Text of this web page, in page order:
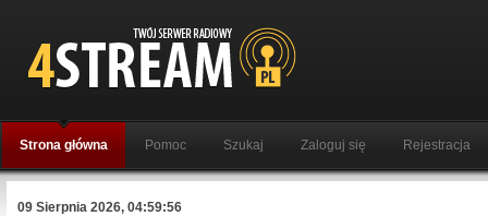
Strona główna Pomoc Szukaj Zaloguj się Rejestracja
09 Sierpnia 2026, 04:59:56